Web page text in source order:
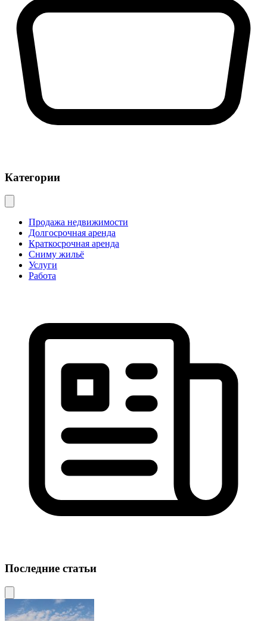
Категории
Продажа недвижимости
Долгосрочная аренда
Краткосрочная аренда
Сниму жильё
Услуги
Работа
Последние статьи